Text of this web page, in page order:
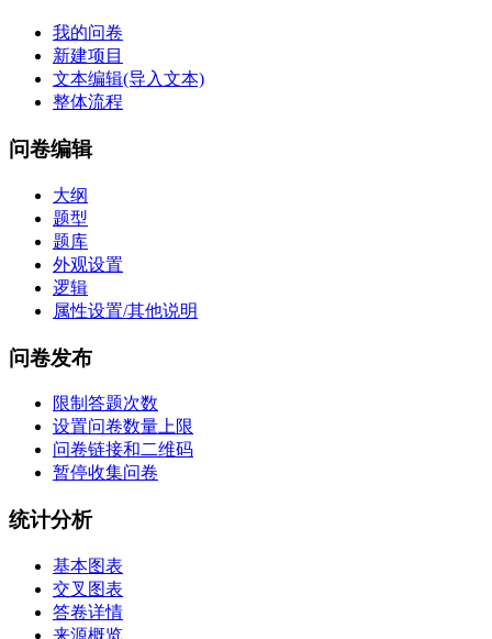
我的问卷
新建项目
文本编辑(导入文本)
整体流程
问卷编辑
大纲
题型
题库
外观设置
逻辑
属性设置/其他说明
问卷发布
限制答题次数
设置问卷数量上限
问卷链接和二维码
暂停收集问卷
统计分析
基本图表
交叉图表
答卷详情
来源概览